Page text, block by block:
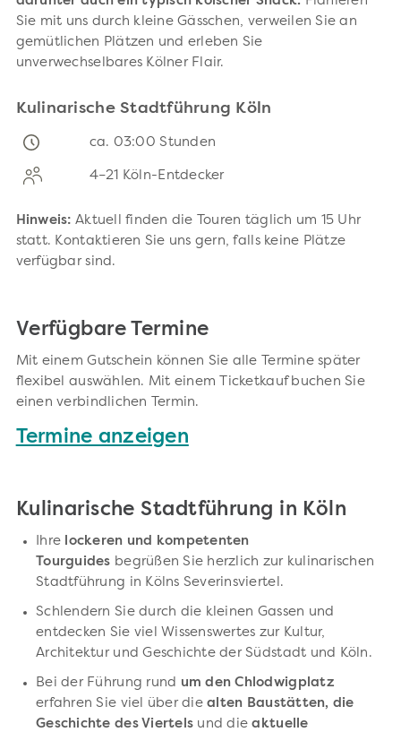
Sie mit uns durch kleine Gässchen, verweilen Sie an
gemütlichen Plätzen und erleben Sie
unverwechselbares Kölner Flair.
Kulinarische Stadtführung Köln
ca. 03:00 Stunden
4–21 Köln-Entdecker
Hinweis: Aktuell finden die Touren täglich um 15 Uhr
statt. Kontaktieren Sie uns gern, falls keine Plätze
verfügbar sind.
Verfügbare Termine
Mit einem Gutschein können Sie alle Termine später
flexibel auswählen. Mit einem Ticketkauf buchen Sie
einen verbindlichen Termin.
Termine anzeigen
Kulinarische Stadtführung in Köln
Ihre lockeren und kompetenten
Tourguides begrüßen Sie herzlich zur kulinarischen
Stadtführung in Kölns Severinsviertel.
Schlendern Sie durch die kleinen Gassen und
entdecken Sie viel Wissenswertes zur Kultur,
Architektur und Geschichte der Südstadt und Köln.
Bei der Führung rund um den Chlodwigplatz
erfahren Sie viel über diealten Baustätten, die
Geschichte des Viertels und dieaktuelle